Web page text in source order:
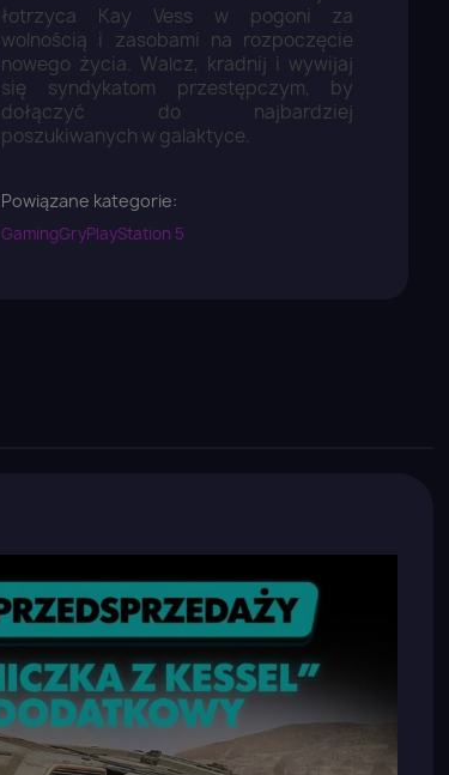
łotrzyca Kay Vess w pogoni za
wolnością i zasobami na rozpoczęcie
nowego życia. Walcz, kradnij i wywijaj
się syndykatom przestępczym, by
dołączyć do najbardziej
poszukiwanych w galaktyce.
Powiązane kategorie:
GamingGryPlayStation 5